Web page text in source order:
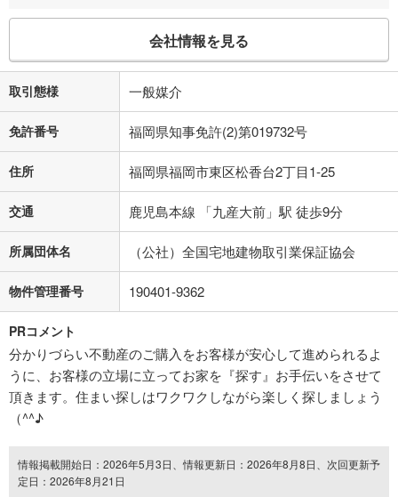
会社情報を見る
取引態様 一般媒介
免許番号 福岡県知事免許(2)第019732号
住所 福岡県福岡市東区松香台2丁目1-25
交通 鹿児島本線 「九産大前」駅 徒歩9分
所属団体名 （公社）全国宅地建物取引業保証協会
物件管理番号 190401-9362
PRコメント
分かりづらい不動産のご購入をお客様が安心して進められるよ
うに、お客様の立場に立ってお家を『探す』お手伝いをさせて
頂きます。住まい探しはワクワクしながら楽しく探しましょう
（^^♪
情報掲載開始日：2026年5月3日、情報更新日：2026年8月8日、次回更新予
定日：2026年8月21日